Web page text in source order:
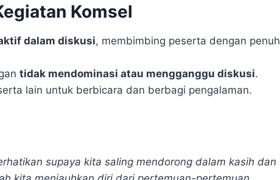
Komsel
dalam diskusi, membimbing peserta dengan penuh
tidak mendominasi atau mengganggu diskusi.
lain untuk berbicara dan berbagi pengalaman.
supaya kita saling mendorong dalam kasih dan